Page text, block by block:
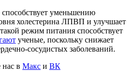
способствует уменьшению
холестерина ЛПВП и улучшает
режим питания способствует
ученые, поскольку снижает
сосудистых заболеваний.
нас в Макс и ВК